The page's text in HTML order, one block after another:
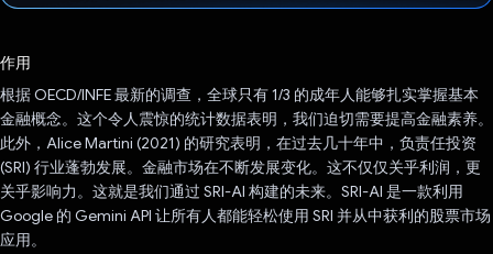
作用
根据 OECD/INFE 最新的调查，全球只有 1/3 的成年人能够扎实掌握基本
金融概念。这个令人震惊的统计数据表明，我们迫切需要提高金融素养。
此外，Alice Martini (2021) 的研究表明，在过去几十年中，负责任投资
(SRI) 行业蓬勃发展。金融市场在不断发展变化。这不仅仅关乎利润，更
关乎影响力。这就是我们通过 SRI-AI 构建的未来。SRI-AI 是一款利用
Google 的 Gemini API 让所有人都能轻松使用 SRI 并从中获利的股票市场
应用。